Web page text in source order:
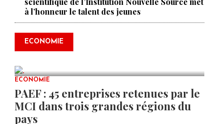
à l’honneur le talent des jeunes
ECONOMIE
0 COMMENTS
Produire le savoir pour
transformer Haïti : BRH lance la
2ᵉ édition de ses Journées
scientifiques
ECONOMIE
PAEF : 45 entreprises retenues par le
MCI dans trois grandes régions du
pays